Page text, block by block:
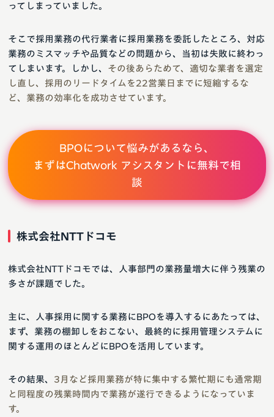
ってしまっていました。
そこで採用業務の代行業者に採用業務を委託したところ、対応
業務のミスマッチや品質などの問題から、当初は失敗に終わっ
てしまいます。しかし、 その後あらためて、適切な業者を選定
し直し、採用のリードタイムを22営業日までに短縮するな
ど、業務の効率化を成功させています。
BPOについて悩みがあるなら、
まずはChatwork アシスタントに無料で相
談
株式会社NTTドコモ
株式会社NTTドコモでは、人事部門の業務量増大に伴う残業の
多さが課題でした。
主に、人事採用に関する業務にBPOを導入するにあたっては、
まず、業務の棚卸しをおこない、最終的に採用管理システムに
関する運用のほとんどにBPOを活用しています。
その結果、 3月など採用業務が特に集中する繁忙期にも通常期
と同程度の残業時間内で業務が遂行できるようになっていま
す。